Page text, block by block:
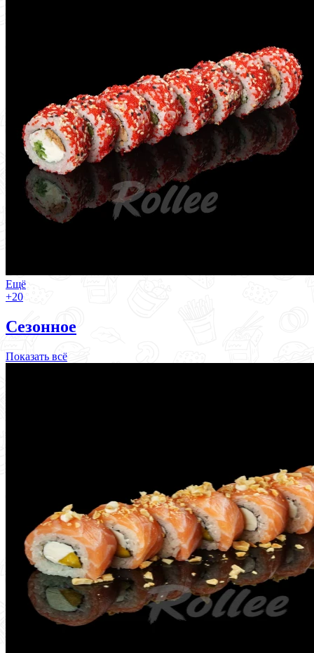
Ещё
+20
Сезонное
Показать всё